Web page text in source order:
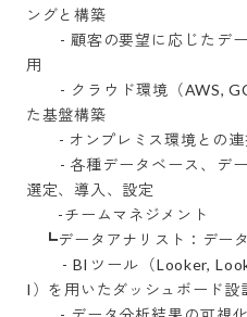
ングと構築
用
た基盤構築
選定、導入、設定
-チームマネジメント
┗データアナリスト：デー
I）を用いたダッシュボード設